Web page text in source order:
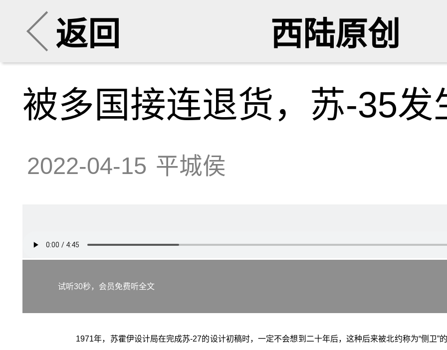
返回 西陆原创
被多国接连退货，苏-35发
2022-04-15 平城侯
试听30秒，会员免费听全文
1971年，苏霍伊设计局在完成苏-27的设计初稿时，一定不会想到二十年后，这种后来被北约称为“侧卫